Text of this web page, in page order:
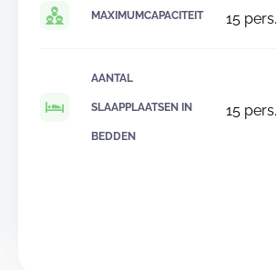
MAXIMUMCAPACITEIT 15pers.
AANTAL
SLAAPPLAATSEN IN
BEDDEN
15pers.